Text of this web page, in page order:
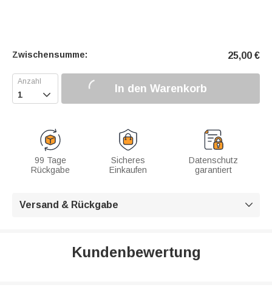
Zwischensumme: 25,00 €
 In den Warenkorb
99 Tage
Rückgabe
Sicheres
Einkaufen
Datenschutz
garantiert
Versand & Rückgabe 
Kundenbewertung